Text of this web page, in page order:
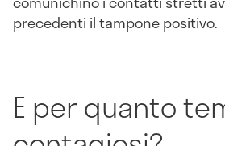
precedenti il tampone positivo.
E per quanto